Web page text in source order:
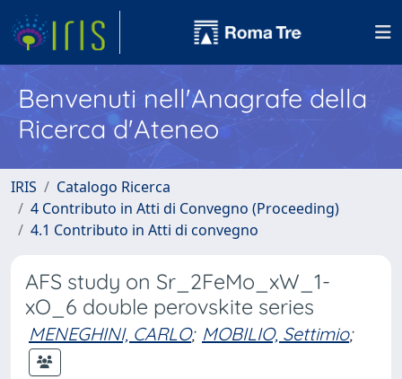
Benvenuti nell'Anagrafe della
Ricerca d'Ateneo
IRIS
Catalogo Ricerca
4 Contributo in Atti di Convegno (Proceeding)
4.1 Contributo in Atti di convegno
AFS study on Sr_2FeMo_xW_1-
xO_6 double perovskite series
MENEGHINI, CARLO; MOBILIO, Settimio;